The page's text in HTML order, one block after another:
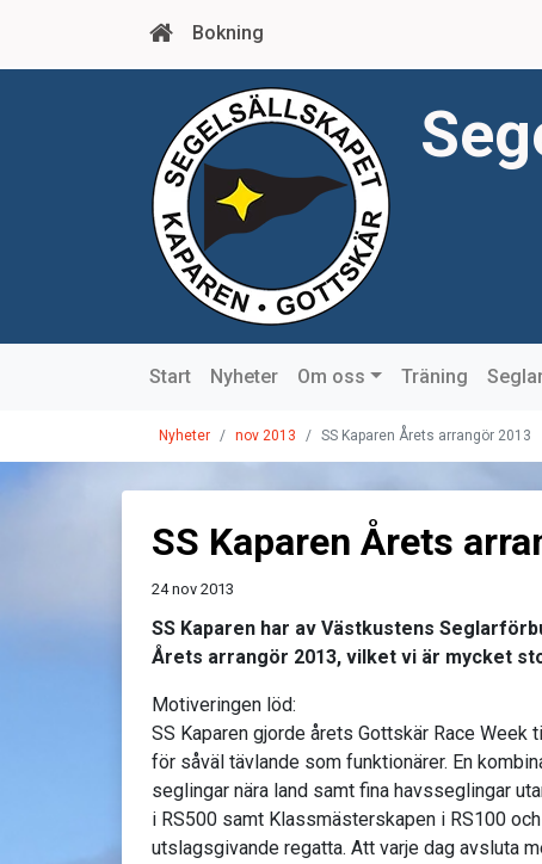
Bokning
Start Nyheter Om oss Träning
Nyheter nov 2013 SS Kaparen Årets arrangör 2013
SS Kaparen Årets
24 nov 2013
SS Kaparen har av Västkustens
Årets arrangör 2013, vilket vi är mycket
Motiveringen löd:
SS Kaparen gjorde årets Gottskär Race
för såväl tävlande som funktionärer. En
seglingar nära land samt fina havsseglingar
i RS500 samt Klassmästerskapen i RS100
utslagsgivande regatta. Att varje dag avsluta